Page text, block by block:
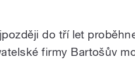
do tří let
firmy Bartošův